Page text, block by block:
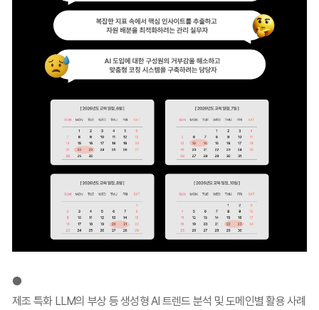
●
제조 특화 LLM의 부상 등 생성형 AI 트렌드 분석 및 도메인별 활용 사례